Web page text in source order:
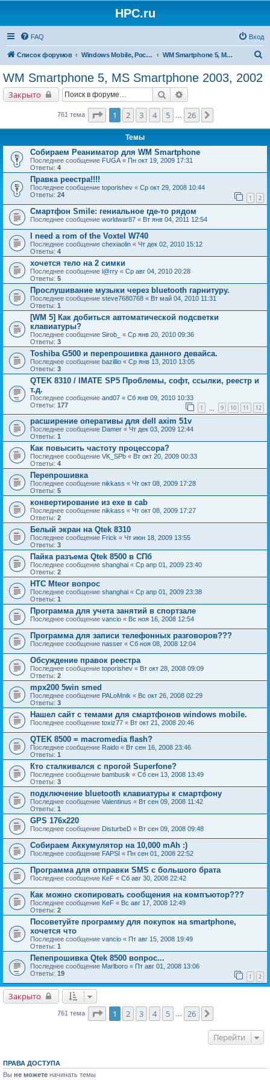
HPC.ru
FAQ Вход
Список форумов Windows Mobile, Pocket PC, MS Smartphone WM Smartphone 5, MS Smartphone 2003, 2002
WM Smartphone 5, MS Smartphone 2003, 2002
Закрыто Поиск
761 тема Страница1 из
1 2 3 4 5 26
Темы
Собираем Реаниматор для WM Smartphone
Последнее сообщение FUGA « Пн окт 19, 2009 17:31
Ответы: 4
Правка реестра!!!!
Последнее сообщение toporishev « Ср окт 29, 2008 10:44
Ответы: 24 1 2
Смартфон Smile: гениальное где-то рядом
Последнее сообщение worldwar87 « Вт янв 04, 2011 12:54
I need a rom of the Voxtel W740
Последнее сообщение chexiaolin « Чт дек 02, 2010 15:12
Ответы: 4
хочется тело на 2 симки
Последнее сообщение l@rry « Ср авг 04, 2010 20:28
Ответы: 5
Прослушивание музыки через bluetooth гарнитуру.
Последнее сообщение steve7680768 « Вт май 04, 2010 11:31
Ответы: 1
[WM 5] Как добиться автоматической подсветки
клавиатуры?
Последнее сообщение Sirob_ « Ср янв 20, 2010 09:36
Ответы: 3
Toshiba G500 и перепрошивка данного девайса.
Последнее сообщение bazillio « Ср янв 13, 2010 13:05
Ответы: 3
QTEK 8310 / IMATE SP5 Проблемы, софт, ссылки, реестр и
т.д.
Последнее сообщение and07 « Сб янв 09, 2010 10:33
Ответы: 177 1 9 10 11 12
расширение оперативы для dell axim 51v
Последнее сообщение Damer « Чт дек 03, 2009 12:44
Ответы: 1
Как повысить частоту процессора?
Последнее сообщение VK_SPb « Вт окт 20, 2009 00:33
Ответы: 4
Перепрошивка
Последнее сообщение nikkass « Чт окт 08, 2009 17:28
Ответы: 5
конвертирование из exe в cab
Последнее сообщение nikkass « Чт окт 08, 2009 17:27
Ответы: 2
Белый экран на Qtek 8310
Последнее сообщение Frick « Чт июн 18, 2009 13:55
Ответы: 3
Пайка разъема Qtek 8500 в СПб
Последнее сообщение shanghai « Ср апр 01, 2009 23:40
Ответы: 2
HTC Mteor вопрос
Последнее сообщение shanghai « Ср апр 01, 2009 23:38
Ответы: 1
Программа для учета занятий в спортзале
Последнее сообщение vancio « Вс ноя 16, 2008 12:54
Программа для записи телефонных разговоров???
Последнее сообщение nasser « Сб ноя 08, 2008 12:04
Обсуждение правок реестра
Последнее сообщение toporishev « Вт окт 28, 2008 09:09
Ответы: 2
mpx200 5win smed
Последнее сообщение PALoMnik « Вс окт 26, 2008 02:29
Ответы: 3
Нашел сайт с темами для смартфонов windows mobile.
Последнее сообщение toxiz77 « Вт окт 21, 2008 20:46
QTEK 8500 = macromedia flash?
Последнее сообщение Raido « Вт сен 16, 2008 23:46
Ответы: 1
Кто сталкивался с прогой Superfone?
Последнее сообщение bambusik « Сб сен 13, 2008 13:49
Ответы: 3
подключение bluetooth клавиатуры к смартфону
Последнее сообщение Valentinus « Вт сен 09, 2008 11:42
Ответы: 1
GPS 176x220
Последнее сообщение DisturbeD « Вт сен 09, 2008 09:48
Собираем Аккумулятор на 10,000 mAh :)
Последнее сообщение FAPSI « Пн сен 01, 2008 22:52
Программа для отправки SMS c большого брата
Последнее сообщение KeF « Сб авг 30, 2008 22:42
Как можно скопировать сообщения на компъютор???
Последнее сообщение KeF « Вс авг 17, 2008 12:49
Ответы: 2
Посоветуйте программу для покупок на smartphone,
хочется что
Последнее сообщение vancio « Пт авг 15, 2008 19:49
Ответы: 1
Пепепрошивка Qtek 8500 вопрос...
Последнее сообщение Marlboro « Пт авг 01, 2008 13:06
Ответы: 19 1 2
Закрыто
761 тема Страница1 из
1 2 3 4 5 26
Перейти
ПРАВА ДОСТУПА
Вы не можете начинать темы